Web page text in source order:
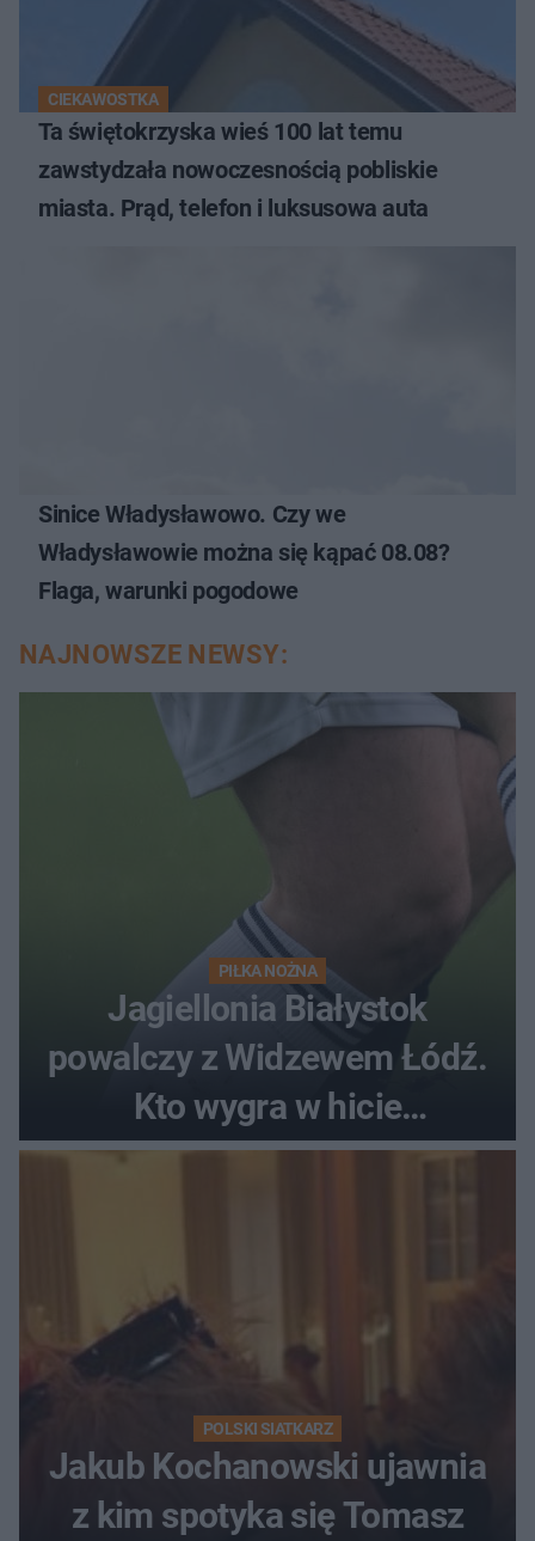
CIEKAWOSTKA
Ta świętokrzyska wieś 100 lat temu
zawstydzała nowoczesnością pobliskie
miasta. Prąd, telefon i luksusowa auta
Sinice Władysławowo. Czy we
Władysławowie można się kąpać 08.08?
Flaga, warunki pogodowe
NAJNOWSZE NEWSY:
PIŁKA NOŻNA
Jagiellonia Białystok
powalczy z Widzewem Łódź.
Kto wygra w hicie
Ekstraklasy?
POLSKI SIATKARZ
Jakub Kochanowski ujawnia
z kim spotyka się Tomasz